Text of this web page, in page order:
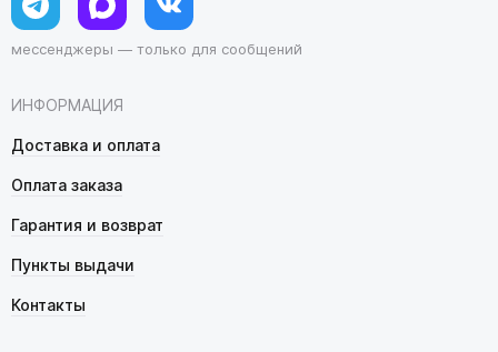
ИНФОРМАЦИЯ
Доставка и оплата
Оплата заказа
Гарантия и возврат
Пункты выдачи
Контакты
мессенджеры — только для сообщений